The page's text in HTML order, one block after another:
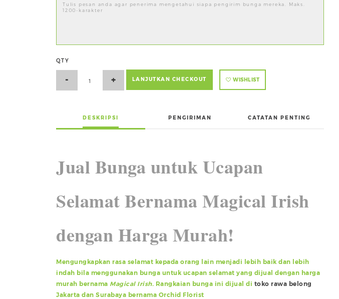
QTY
- + LANJUTKAN CHECKOUT WISHLIST
DESKRIPSI PENGIRIMAN CATATAN PENTING
Jual Bunga untuk Ucapan
Selamat Bernama Magical Irish
dengan Harga Murah!
Mengungkapkan rasa selamat kepada orang lain menjadi lebih baik dan lebih
indah bila menggunakan bunga untuk ucapan selamat yang dijual dengan harga
murah bernama Magical Irish. Rangkaian bunga ini dijual di toko rawa belong
Jakarta dan Surabaya bernama Orchid Florist